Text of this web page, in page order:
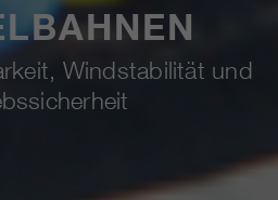
Windstabilität und